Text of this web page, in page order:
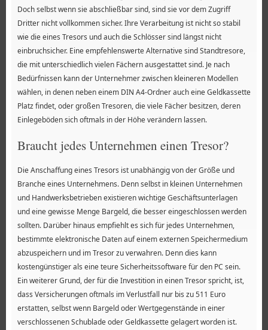
Doch selbst wenn sie abschließbar sind, sind sie vor dem Zugriff
Dritter nicht vollkommen sicher. Ihre Verarbeitung ist nicht so stabil
wie die eines Tresors und auch die Schlösser sind längst nicht
einbruchsicher. Eine empfehlenswerte Alternative sind Standtresore,
die mit unterschiedlich vielen Fächern ausgestattet sind. Je nach
Bedürfnissen kann der Unternehmer zwischen kleineren Modellen
wählen, in denen neben einem DIN A4-Ordner auch eine Geldkassette
Platz findet, oder großen Tresoren, die viele Fächer besitzen, deren
Einlegeböden sich oftmals in der Höhe verändern lassen.
Braucht jedes Unternehmen einen Tresor?
Die Anschaffung eines Tresors ist unabhängig von der Größe und
Branche eines Unternehmens. Denn selbst in kleinen Unternehmen
und Handwerksbetrieben existieren wichtige Geschäftsunterlagen
und eine gewisse Menge Bargeld, die besser eingeschlossen werden
sollten. Darüber hinaus empfiehlt es sich für jedes Unternehmen,
bestimmte elektronische Daten auf einem externen Speichermedium
abzuspeichern und im Tresor zu verwahren. Denn dies kann
kostengünstiger als eine teure Sicherheitssoftware für den PC sein.
Ein weiterer Grund, der für die Investition in einen Tresor spricht, ist,
dass Versicherungen oftmals im Verlustfall nur bis zu 511 Euro
erstatten, selbst wenn Bargeld oder Wertgegenstände in einer
verschlossenen Schublade oder Geldkassette gelagert worden ist.